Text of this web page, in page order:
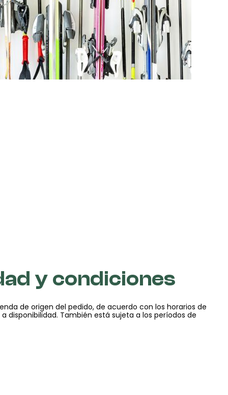
y condiciones
de origen del pedido, de acuerdo con los horarios de
disponibilidad. También está sujeta a los períodos de